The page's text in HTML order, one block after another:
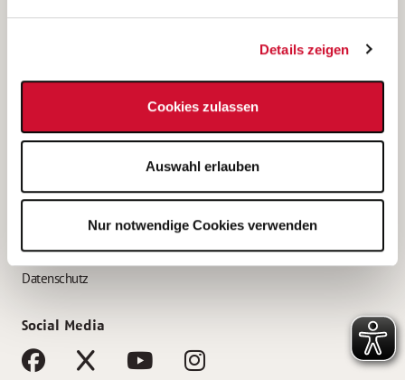
Details zeigen
Cookies zulassen
Auswahl erlauben
Nur notwendige Cookies verwenden
Bewerbung als Altenpflegehelfer*in
Bewerbung als Erzieher*in
AWO Gliederungen nach Bundesland
Impressum
Datenschutz
Social Media